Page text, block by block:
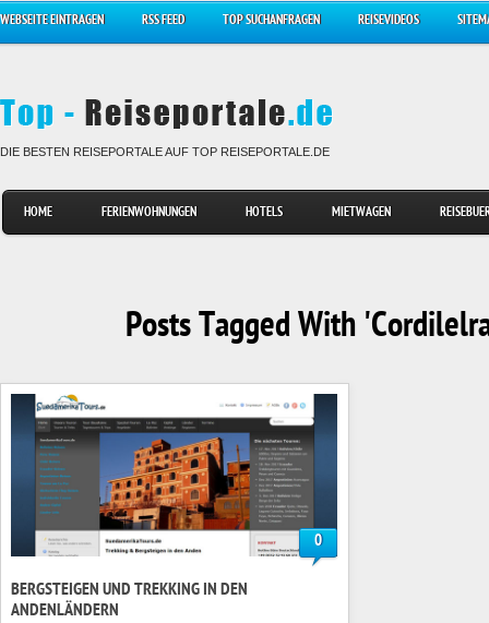
WEBSEITE EINTRAGEN RSS FEED TOP SUCHANFRAGEN REISEVIDEOS
DIE BESTEN REISEPORTALE AUF TOP REISEPORTALE.DE
HOME FERIENWOHNUNGEN HOTELS MIETWAGEN
Posts Tagged With
0
BERGSTEIGEN UND TREKKING IN DEN
ANDENLÄNDERN